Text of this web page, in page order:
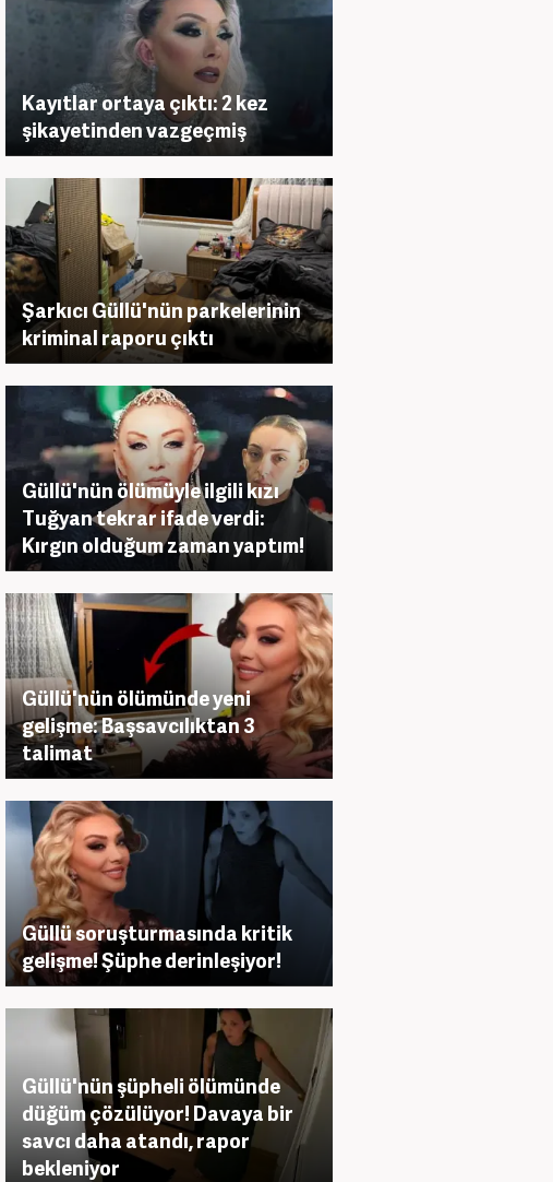
Kayıtlar ortaya çıktı: 2 kez
şikayetinden vazgeçmiş
Şarkıcı Güllü'nün parkelerinin
kriminal raporu çıktı
Güllü'nün ölümüyle ilgili kızı
Tuğyan tekrar ifade verdi:
Kırgın olduğum zaman yaptım!
Güllü'nün ölümünde yeni
gelişme: Başsavcılıktan 3
talimat
Güllü soruşturmasında kritik
gelişme! Şüphe derinleşiyor!
Güllü'nün şüpheli ölümünde
düğüm çözülüyor! Davaya bir
savcı daha atandı, rapor
bekleniyor